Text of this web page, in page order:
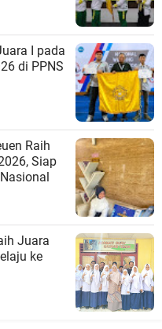
I pada
di PPNS
Raih
Siap
Juara
ke